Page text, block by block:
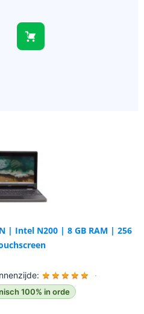
| Intel N200 | 8 GB RAM | 256
★ ★ ★ ★ ★
·
100% in orde